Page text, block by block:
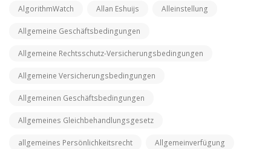
AlgorithmWatch Allan Eshuijs Alleinstellung
Allgemeine Geschäftsbedingungen
Allgemeine Rechtsschutz-Versicherungsbedingungen
Allgemeine Versicherungsbedingungen
Allgemeinen Geschäftsbedingungen
Allgemeines Gleichbehandlungsgesetz
allgemeines Persönlichkeitsrecht Allgemeinverfügung